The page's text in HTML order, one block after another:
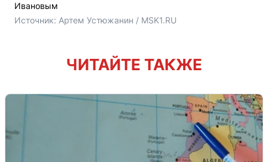
Ивановым
Источник: Артем Устюжанин / MSK1.RU
ЧИТАЙТЕ ТАКЖЕ